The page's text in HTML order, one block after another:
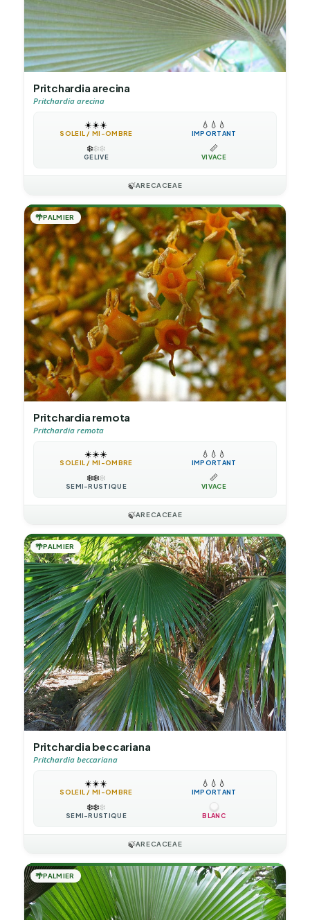
Pritchardia arecina
Pritchardia arecina
☀️☀️☀️
SOLEIL / MI-OMBRE
💧 💧 💧
IMPORTANT
❄️❄️❄️
GÉLIVE
📏
VIVACE
🍃ARECACEAE
🌴PALMIER
Pritchardia remota
Pritchardia remota
☀️☀️☀️
SOLEIL / MI-OMBRE
💧 💧 💧
IMPORTANT
❄️❄️❄️
SEMI-RUSTIQUE
📏
VIVACE
🍃ARECACEAE
🌴PALMIER
Pritchardia beccariana
Pritchardia beccariana
☀️☀️☀️
SOLEIL / MI-OMBRE
💧 💧 💧
IMPORTANT
❄️❄️❄️
SEMI-RUSTIQUE BLANC
🍃ARECACEAE
🌴PALMIER